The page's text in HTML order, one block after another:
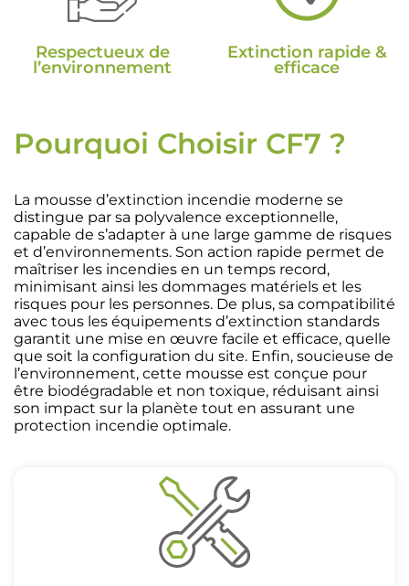
Respectueux de
l’environnement
Extinction rapide &
efficace
Pourquoi Choisir CF7 ?
La mousse d’extinction incendie moderne se
distingue par sa polyvalence exceptionnelle,
capable de s’adapter à une large gamme de risques
et d’environnements. Son action rapide permet de
maîtriser les incendies en un temps record,
minimisant ainsi les dommages matériels et les
risques pour les personnes. De plus, sa compatibilité
avec tous les équipements d’extinction standards
garantit une mise en œuvre facile et efficace, quelle
que soit la configuration du site. Enfin, soucieuse de
l’environnement, cette mousse est conçue pour
être biodégradable et non toxique, réduisant ainsi
son impact sur la planète tout en assurant une
protection incendie optimale.